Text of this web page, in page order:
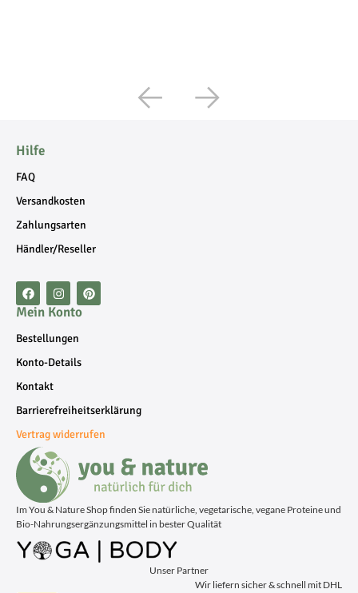
Hilfe
FAQ
Versandkosten
Zahlungsarten
Händler/Reseller
Mein Konto
Bestellungen
Konto-Details
Kontakt
Barrierefreiheitserklärung
Vertrag widerrufen
Im You & Nature Shop finden Sie natürliche, vegetarische, vegane Proteine und
Bio-Nahrungsergänzungsmittel in bester Qualität
Unser Partner
Wir liefern sicher & schnell mit DHL